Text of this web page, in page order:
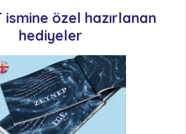
ismine özel hazırlanan
hediyeler